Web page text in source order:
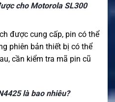
cho Motorola SL300
được cung cấp, pin có thể
phiên bản thiết bị có thể
cần kiểm tra mã pin cũ
là bao nhiêu?